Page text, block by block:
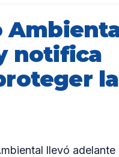
notifica
llevó